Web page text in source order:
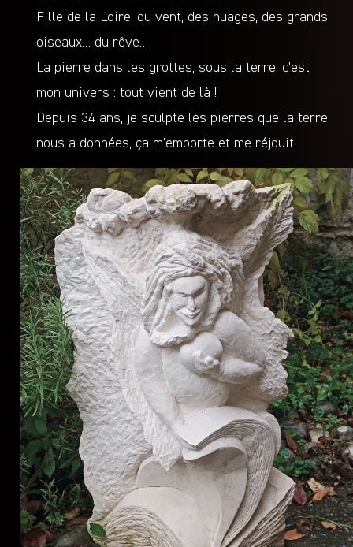
Fille de la Loire, du vent, des nuages, des grands
oiseaux… du rêve…
La pierre dans les grottes, sous la terre, c’est
mon univers : tout vient de là !
Depuis 34 ans, je sculpte les pierres que la terre
nous a données, ça m’emporte et me réjouit.